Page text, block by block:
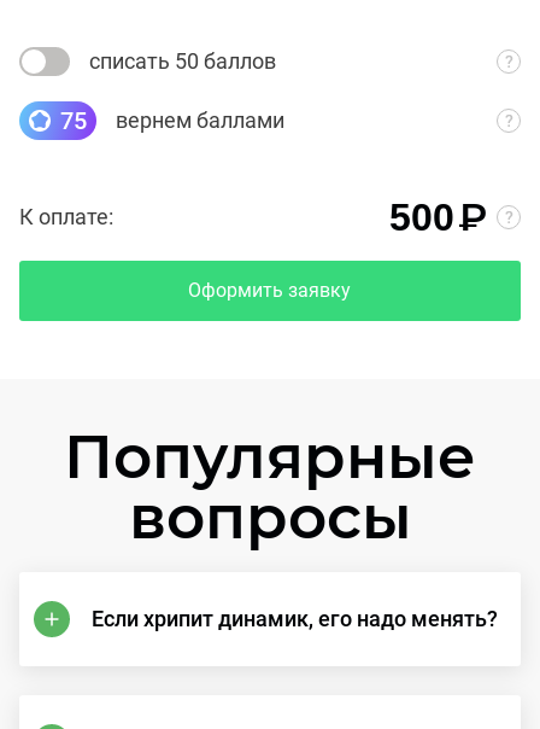
списать 50 баллов
75 вернем баллами
К оплате: 500₽
Оформить заявку
Популярные
вопросы
Если хрипит динамик, его надо менять?